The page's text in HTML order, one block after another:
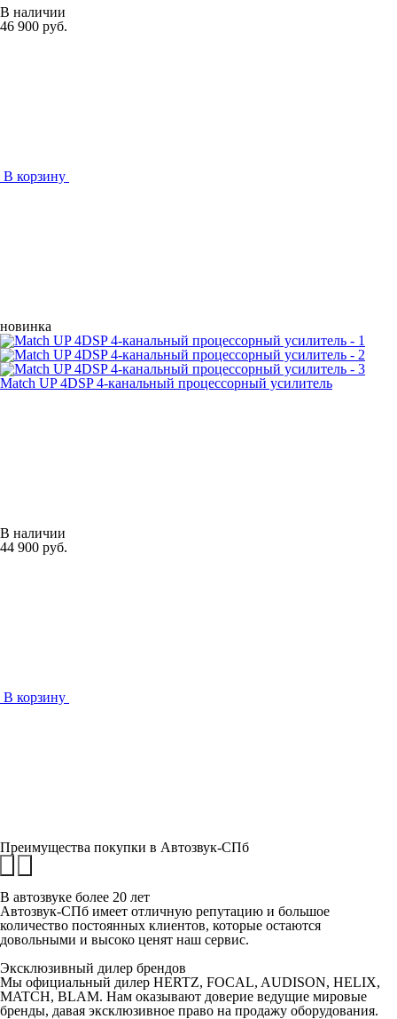
В наличии
46 900 руб.
В корзину
новинка
Match UP 4DSP 4-канальный процессорный усилитель
В наличии
44 900 руб.
В корзину
Преимущества покупки в Автозвук-СПб
В автозвуке более 20 лет
Автозвук-СПб имеет отличную репутацию и большое
количество постоянных клиентов, которые остаются
довольными и высоко ценят наш сервис.
Эксклюзивный дилер брендов
Мы официальный дилер HERTZ, FOCAL, AUDISON, HELIX,
MATCH, BLAM. Нам оказывают доверие ведущие мировые
бренды, давая эксклюзивное право на продажу оборудования.